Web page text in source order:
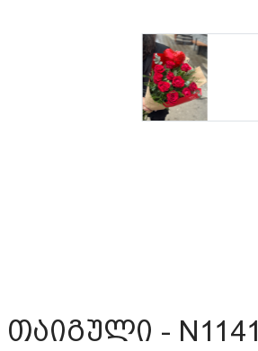
თაიგული - N1141